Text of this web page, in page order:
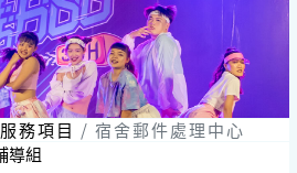
服務項目
宿舍郵件處理中心
導組